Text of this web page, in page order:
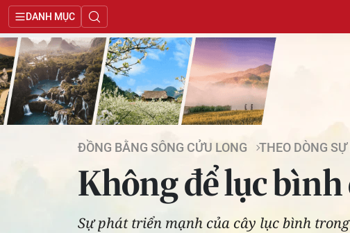
DANH MỤC
ĐỒNG BẰNG SÔNG CỬU LONG THEO DÒNG SỰ
Không để lục
Sự phát triển mạnh của cây lục bình